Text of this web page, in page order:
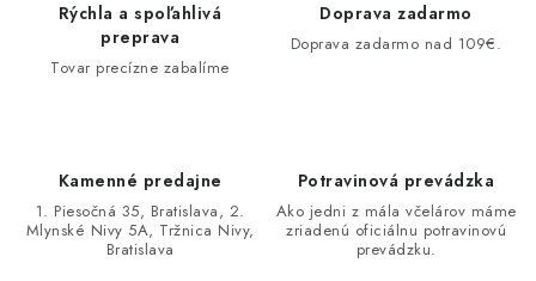
Rýchla a spoľahlivá
preprava
Tovar precízne zabalíme
Doprava zadarmo
Doprava zadarmo nad 109€.
Kamenné predajne
1. Piesočná 35, Bratislava, 2.
Mlynské Nivy 5A, Tržnica Nivy,
Bratislava
Potravinová prevádzka
Ako jedni z mála včelárov máme
zriadenú oficiálnu potravinovú
prevádzku.